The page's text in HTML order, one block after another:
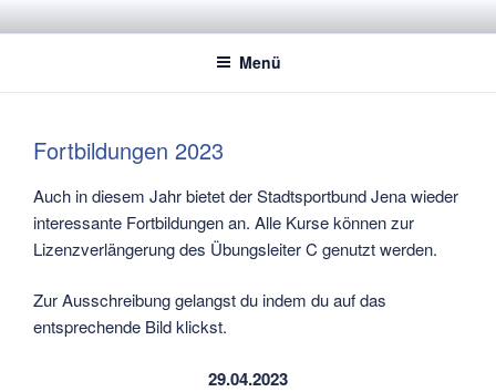
InhaltSTADTSPORTBUND JENA E.V.
Dachverband der Jenaer Sportvereine
Menü
Fortbildungen 2023
Auch in diesem Jahr bietet der Stadtsportbund Jena wieder
interessante Fortbildungen an. Alle Kurse können zur
Lizenzverlängerung des Übungsleiter C genutzt werden.
Zur Ausschreibung gelangst du indem du auf das
entsprechende Bild klickst.
29.04.2023